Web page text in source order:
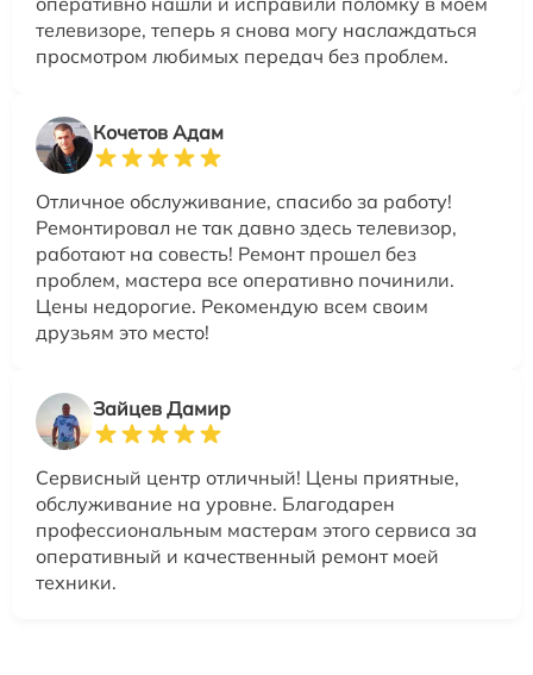
телевизоре, теперь я снова могу наслаждаться
просмотром любимых передач без проблем.
Кочетов Адам
Отличное обслуживание, спасибо за работу!
Ремонтировал не так давно здесь телевизор,
работают на совесть! Ремонт прошел без
проблем, мастера все оперативно починили.
Цены недорогие. Рекомендую всем своим
друзьям это место!
Зайцев Дамир
Сервисный центр отличный! Цены приятные,
обслуживание на уровне. Благодарен
профессиональным мастерам этого сервиса за
оперативный и качественный ремонт моей
техники.